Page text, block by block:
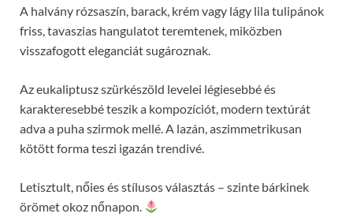
A halvány rózsaszín, barack, krém vagy lágy lila tulipánok
friss, tavaszias hangulatot teremtenek, miközben
visszafogott eleganciát sugároznak.
Az eukaliptusz szürkészöld levelei légiesebbé és
karakteresebbé teszik a kompozíciót, modern textúrát
adva a puha szirmok mellé. A lazán, aszimmetrikusan
kötött forma teszi igazán trendivé.
Letisztult, nőies és stílusos választás – szinte bárkinek
örömet okoz nőnapon.